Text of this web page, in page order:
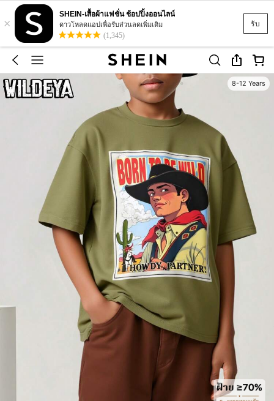
รับ
×
SHEIN-เสื้อผ้าแฟชั่น ช้อปปิ้งออนไลน์
ดาวโหลดแอปเพื่อรับส่วนลดเพิ่มเติม
(1,345)
8-12 Years